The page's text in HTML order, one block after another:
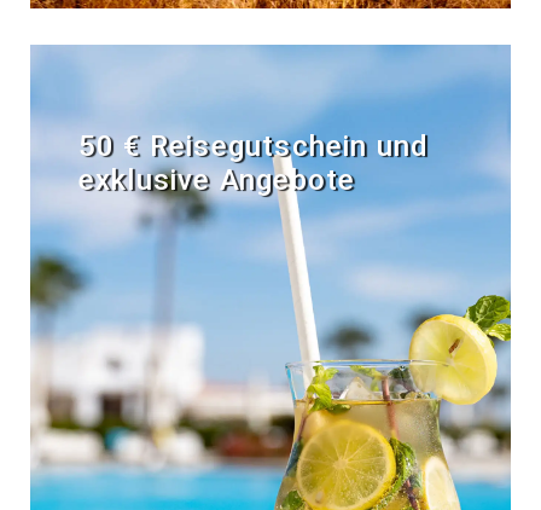
50 € Reisegutschein und
exklusive Angebote